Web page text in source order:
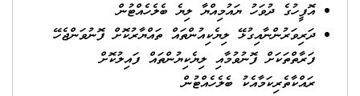
އޮފީހުގެ ދުވަހު ޔައުމިއްޔާ ލިޔެ ބެލެހެއްޓުން
ދަރިވަރުންނާއިގުޅޭ ލިޔެކިއުންތައް ތައްޔާރުކޮށް ފޮނުވަންޖެހޭ
ފަރާތްތަކަށް ފޮނުވުމާއި ލިޔެކިޔުންތައް ފައިލުކޮށް
ރައްކާތެރިކަމާއެކު ބެލެހެއްޓުން